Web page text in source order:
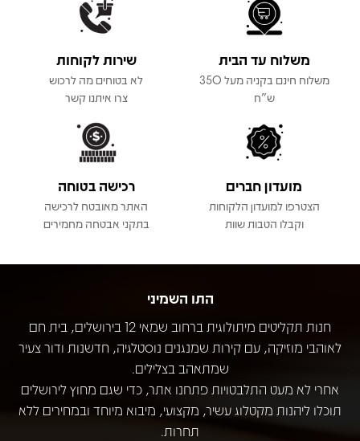
משלוח עד הבית
משלוח חינם בקניה מעל 350
ש"ח
שירות לקוחות
לא בטוחים מה לרכוש
צרו איתנו קשר
מועדון חברים
הצטרפו למועדון הלקוחות
וקבלו הטבות שוות
רכישה בטוחה
האתר מאובטח לרכישה
בתקני אבטחה מחמירים
התו השמיני
חנות תקליטים מיתולוגית ברחוב שמאי 12 בירושלים, בית חם
לאוהבי מוזיקה, עם קירות שמנגנים נוסטלגיה, חדשנות ודור צעיר
שמתאהב בצלילים.
אחרי לא מעט התלבטויות פתחנו אתר, כדי שגם מחוץ לירושלים
תוכלו ליהנות מקטלוג עשיר, מקצועי, מיבוא מיוחד ובמחירים ללא
תחרות.